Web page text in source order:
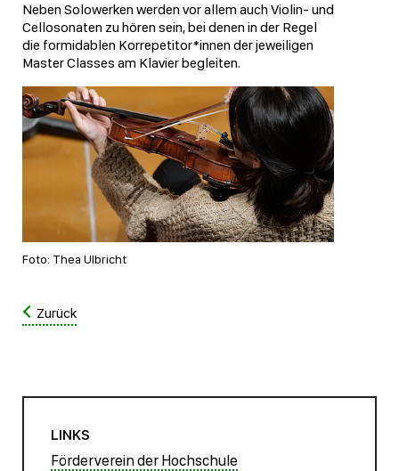
Neben Solowerken werden vor allem auch Violin- und
Cellosonaten zu hören sein, bei denen in der Regel
die formidablen Korrepetitor*innen der jeweiligen
Master Classes am Klavier begleiten.
Foto: Thea Ulbricht
Zurück
LINKS
Förderverein der Hochschule